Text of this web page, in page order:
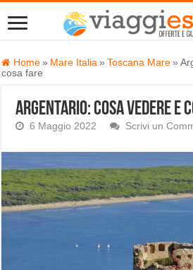
Home » Mare Italia » Toscana Mare »
cosa fare
Argentario: cosa vedere e
6 Maggio 2022 Scrivi un